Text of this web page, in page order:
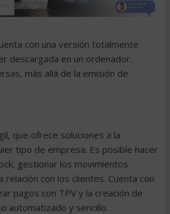
con una versión totalmente
descargada en un ordenador.
más allá de la emisión de
que ofrece soluciones a la
tipo de empresa. Es posible hacer
gestionar los movimientos
relación con los clientes. Cuenta con
pagos con TPVy la creación de
automatizado y sencillo.